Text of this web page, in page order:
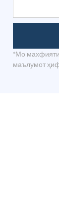
*Мо
маълумот